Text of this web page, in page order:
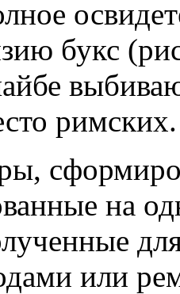
букс
римских.
на
или